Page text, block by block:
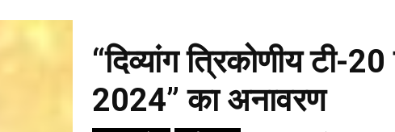
“दिव्यांग त्रिकोणीय टी-
2024” का अनावरण